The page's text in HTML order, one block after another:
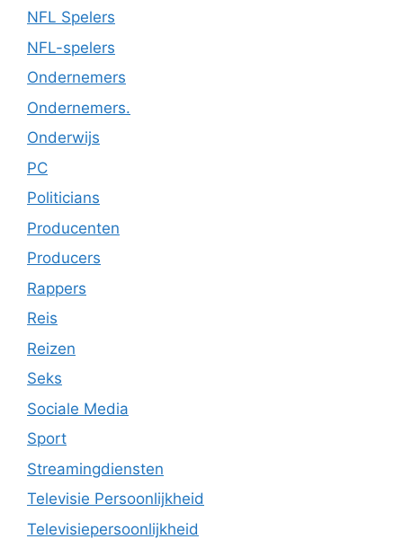
NFL Spelers
NFL-spelers
Ondernemers
Ondernemers.
Onderwijs
PC
Politicians
Producenten
Producers
Rappers
Reis
Reizen
Seks
Sociale Media
Sport
Streamingdiensten
Televisie Persoonlijkheid
Televisiepersoonlijkheid